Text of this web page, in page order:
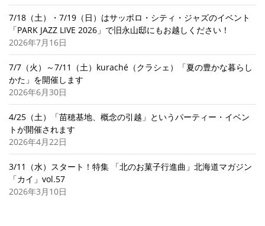
7/18（土）・7/19（日）はサッポロ・シティ・ジャズのイベント
「PARK JAZZ LIVE 2026」で旧永山邸にもお越しください！
2026年7月16日
7/7（火）～7/11（土）kuraché（クラシェ）「夏の豊かな暮らし
かた」を開催します
2026年6月30日
4/25（土）「苗穂基地、概念の引越」というパーティー・イベン
トが開催されます
2026年4月22日
3/11（水）スタート！特集 「北のお菓子行進曲」北海道マガジン
「カイ」vol.57
2026年3月10日